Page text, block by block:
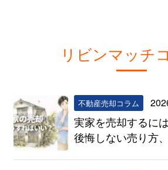
リビンマッチ
不動産売却コラム
実家を売却するに
後悔しない売り方